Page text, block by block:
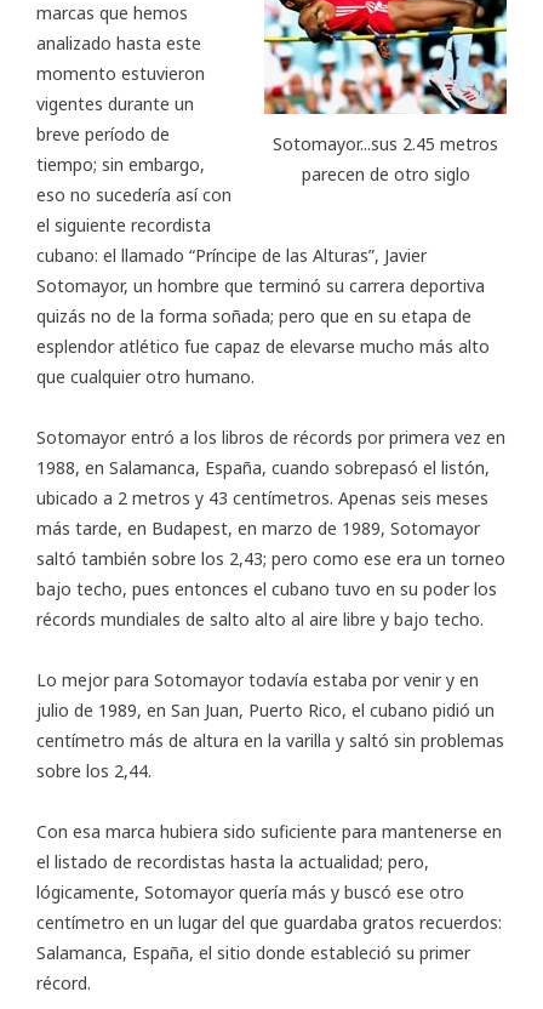
Sotomayor...sus 2.45 metros
parecen de otro siglo
marcas que hemos
analizado hasta este
momento estuvieron
vigentes durante un
breve período de
tiempo; sin embargo,
eso no sucedería así con
el siguiente recordista
cubano: el llamado “Príncipe de las Alturas”, Javier
Sotomayor, un hombre que terminó su carrera deportiva
quizás no de la forma soñada; pero que en su etapa de
esplendor atlético fue capaz de elevarse mucho más alto
que cualquier otro humano.
Sotomayor entró a los libros de récords por primera vez en
1988, en Salamanca, España, cuando sobrepasó el listón,
ubicado a 2 metros y 43 centímetros. Apenas seis meses
más tarde, en Budapest, en marzo de 1989, Sotomayor
saltó también sobre los 2,43; pero como ese era un torneo
bajo techo, pues entonces el cubano tuvo en su poder los
récords mundiales de salto alto al aire libre y bajo techo.
Lo mejor para Sotomayor todavía estaba por venir y en
julio de 1989, en San Juan, Puerto Rico, el cubano pidió un
centímetro más de altura en la varilla y saltó sin problemas
sobre los 2,44.
Con esa marca hubiera sido suficiente para mantenerse en
el listado de recordistas hasta la actualidad; pero,
lógicamente, Sotomayor quería más y buscó ese otro
centímetro en un lugar del que guardaba gratos recuerdos:
Salamanca, España, el sitio donde estableció su primer
récord.